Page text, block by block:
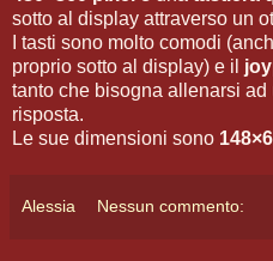
sotto al display attraverso un
I tasti sono molto comodi
proprio sotto al display) e il
tanto che bisogna allenarsi
risposta.
Le sue dimensioni sono
Alessia Nessun commento: